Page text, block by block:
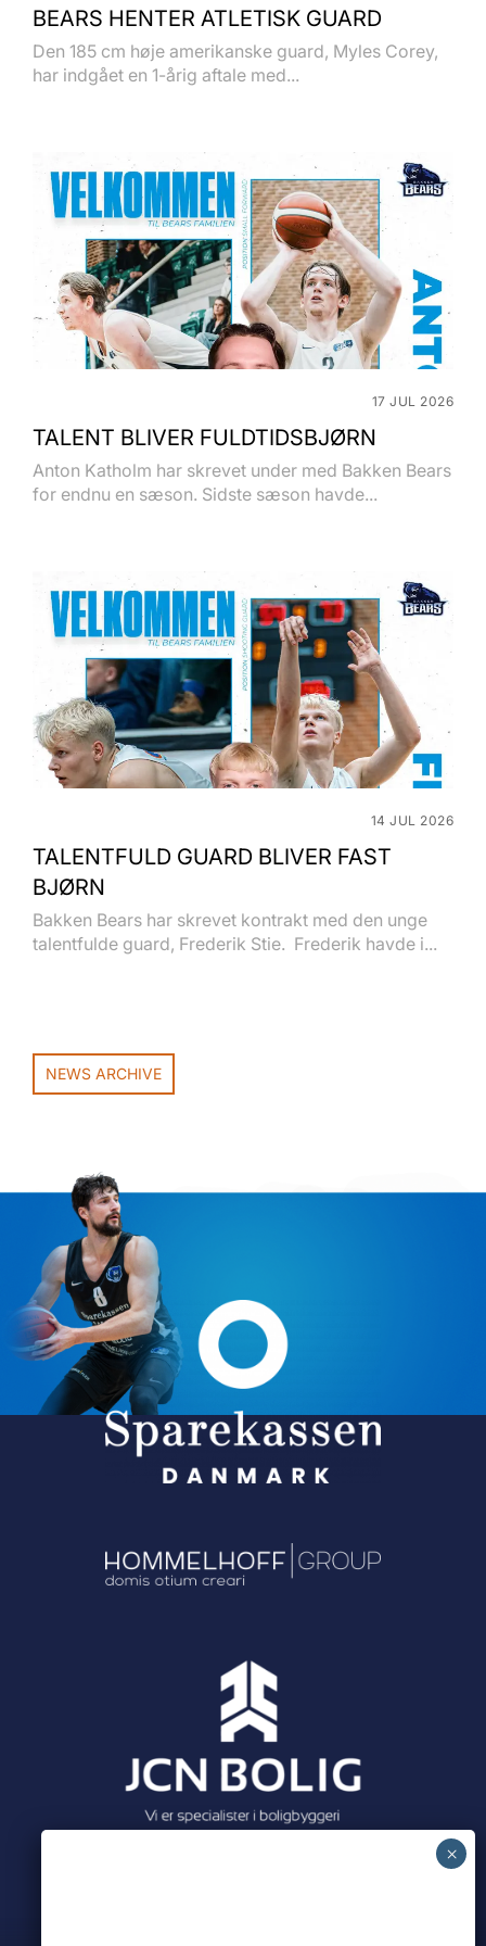
BEARS HENTER ATLETISK GUARD
Den 185 cm høje amerikanske guard, Myles Corey,
har indgået en 1-årig aftale med...
17 JUL 2026
TALENT BLIVER FULDTIDSBJØRN
Anton Katholm har skrevet under med Bakken Bears
for endnu en sæson. Sidste sæson havde...
14 JUL 2026
TALENTFULD GUARD BLIVER FAST
BJØRN
Bakken Bears har skrevet kontrakt med den unge
talentfulde guard, Frederik Stie. Frederik havde i...
NEWS ARCHIVE